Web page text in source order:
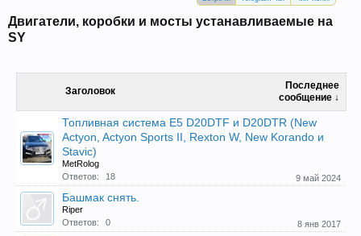
Основное общение происходит в
Присоединяйтесь.
Vahmurka
Прошедшие встречи клуба:1.2.3.4 .5 . 6.7.8. 9.10.11
12.13. 14.15.16.17.18.19.20.21.22. 23 .24.
Ближайшие мероприятия: 16 Августа 2026 года, 11
лет клубу!
Двигатели, коробки и мосты устанавливаемые на
SY
Заголовок
Последнее
сообщение ↓
Топливная система E5 D20DTF и D20DTR (New
Actyon, Actyon Sports II, Rexton W, New Korando и
Stavic)
MetRolog
Ответов:
18 9 май 2024
Башмак снять.
Riper
Ответов:
0 8 янв 2017